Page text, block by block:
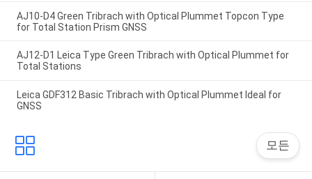
AJ10-D4 Green Tribrach with Optical Plummet Topcon Type
for Total Station Prism GNSS
AJ12-D1 Leica Type Green Tribrach with Optical Plummet for
Total Stations
Leica GDF312 Basic Tribrach with Optical Plummet Ideal for
GNSS
모든